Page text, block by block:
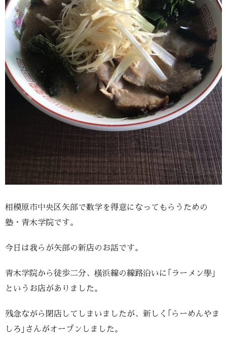
相模原市中央区矢部で数学を得意になってもらうための
塾・青木学院です。
今日は我らが矢部の新店のお話です。
青木学院から徒歩二分、橫浜線の線路沿いに｢ラーメン學｣
というお店がありました。
残念ながら閉店してしまいましたが、新しく｢らーめんやま
しろ｣さんがオープンしました。